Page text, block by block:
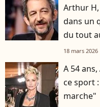
Arthur
dans un
du tout
18 mars 2026
A 54
ce sport
marche"